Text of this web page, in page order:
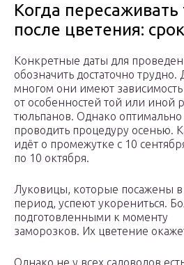
Когда
после цветения:
Конкретные даты для
обозначить достаточно трудно.
многом они имеют зависимость
от особенностей той или иной
тюльпанов. Однако оптимально
проводить процедуру осенью.
идёт о промежутке с 10
по 10 октября.
Луковицы, которые посажены
период, успеют укорениться.
подготовленными к моменту
заморозков. Их цветение
Однако не у всех садоводов